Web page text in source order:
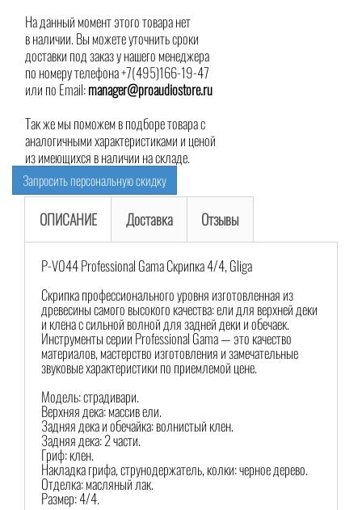
На данный момент этого товара нет
в наличии. Вы можете уточнить сроки
доставки под заказ у нашего менеджера
по номеру телефона +7(495)166-19-47
или по Email:manager@proaudiostore.ru
Так же мы поможем в подборе товара с
аналогичными характеристиками и ценой
из имеющихся в наличии на складе.
Запросить персональную скидку
ОПИСАНИЕ Доставка Отзывы
P-V044 Professional Gama Скрипка 4/4, Gliga
Скрипка профессионального уровня изготовленная из
древесины самого высокого качества: ели для верхней деки
и клена с сильной волной для задней деки и обечаек.
Инструменты серии Professional Gama — это качество
материалов, мастерство изготовления и замечательные
звуковые характеристики по приемлемой цене.
Модель: страдивари.
Верхняя дека: массив ели.
Задняя дека и обечайка: волнистый клен.
Задняя дека: 2 части.
Гриф: клен.
Накладка грифа, струнодержатель, колки: черное дерево.
Отделка: масляный лак.
Размер: 4/4.